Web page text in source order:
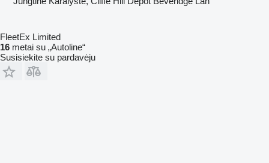
FleetEx Limited
16 metai su „Autoline“
Susisiekite su pardavėju